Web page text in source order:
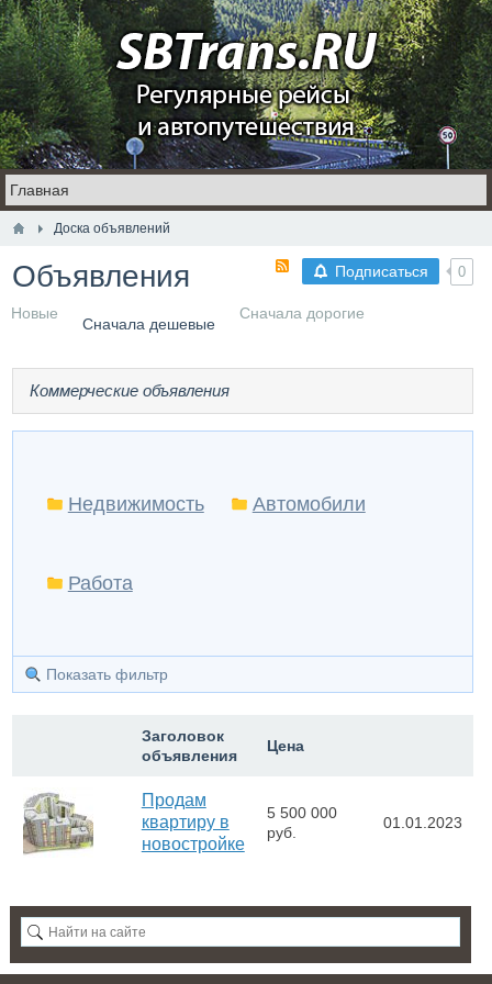
Доска объявлений
Подписаться 0
Объявления
Новые
Сначала дешевые
Сначала дорогие
Коммерческие объявления
Недвижимость Автомобили
Работа
Показать фильтр
Заголовок
объявления
Цена
Продам
квартиру в
новостройке
5 500 000
руб.
01.01.2023